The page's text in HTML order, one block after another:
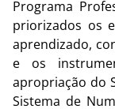
Programa
priorizados os
aprendizado,
e os
apropriação do
Sistema de